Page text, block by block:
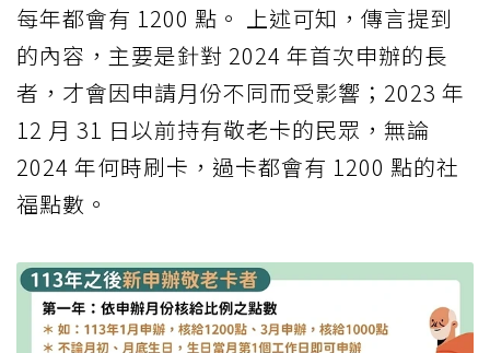
每年都會有 1200 點。 上述可知，傳言提到
的內容，主要是針對 2024 年首次申辦的長
者，才會因申請月份不同而受影響；2023 年
12 月 31 日以前持有敬老卡的民眾，無論
2024 年何時刷卡，過卡都會有 1200 點的社
福點數。